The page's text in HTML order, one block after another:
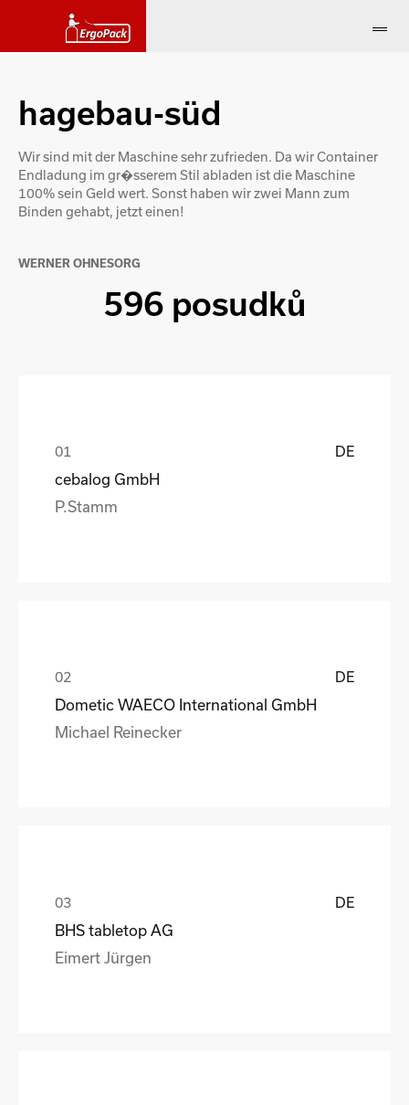
hagebau-süd
Wir sind mit der Maschine sehr zufrieden. Da wir Container
Endladung im gr�sserem Stil abladen ist die Maschine
100% sein Geld wert. Sonst haben wir zwei Mann zum
Binden gehabt, jetzt einen!
WERNER OHNESORG
596 posudků
DE
cebalog GmbH
P.Stamm
DE
Dometic WAECO International GmbH
Michael Reinecker
DE
BHS tabletop AG
Eimert Jürgen